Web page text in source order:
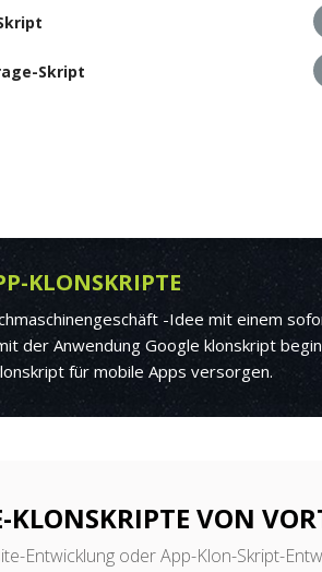
Skript
KLONSKRIPTE
-Idee mit einem
der Anwendung Google klonskript
für mobile Apps versorgen.
KLONSKRIPTE VON
Entwicklung oder App-Klon-Skript-